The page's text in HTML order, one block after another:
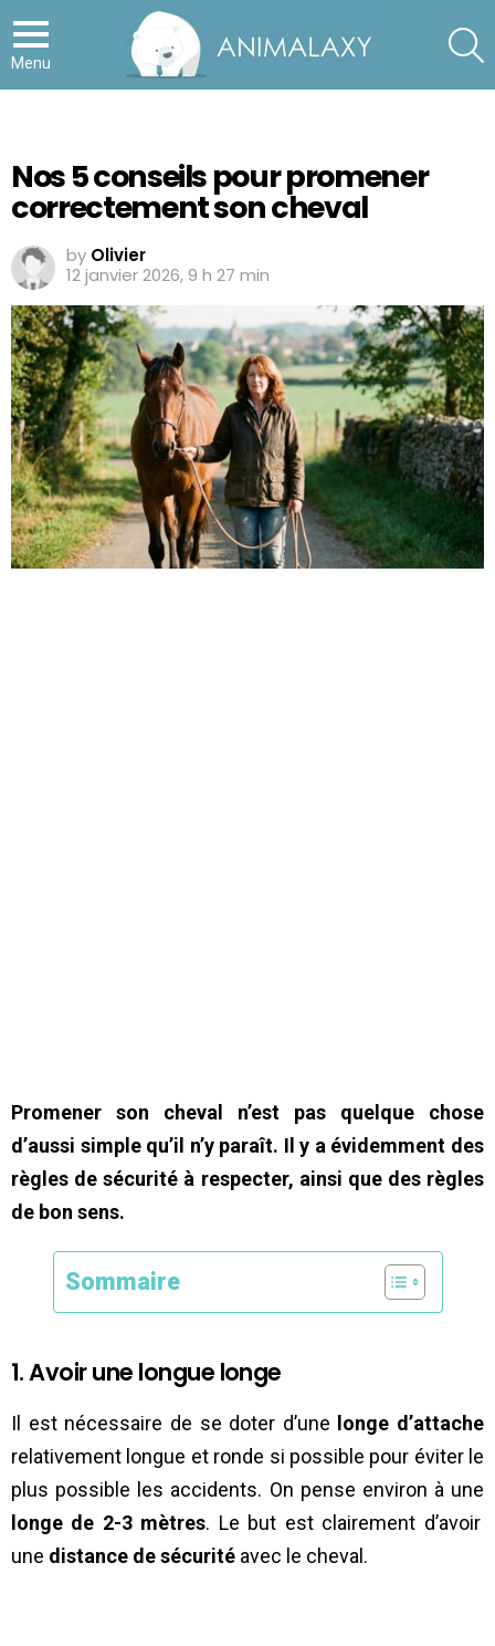
Menu
Nos 5 conseils pour promener
correctement son cheval
by Olivier
12 janvier 2026, 9 h 27 min
Promener son cheval n’est pas quelque chose
d’aussi simple qu’il n’y paraît. Il y a évidemment des
règles de sécurité à respecter, ainsi que des règles
de bon sens.
Sommaire
1. Avoir une longue longe
Il est nécessaire de se doter d’une
longe d’attache
relativement longue et ronde si possible pour éviter le
plus possible les accidents. On pense environ à une
longe de 2-3 mètres. Le but est clairement d’avoir
une distance de sécurité avec le cheval.